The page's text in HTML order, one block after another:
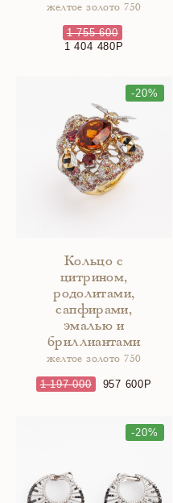
желтое золото 750
1 755 600
1 404 480
-20%
Кольцо с
цитрином,
родолитами,
сапфирами,
эмалью и
бриллиантами
желтое золото 750
1 197 000 957 600
-20%